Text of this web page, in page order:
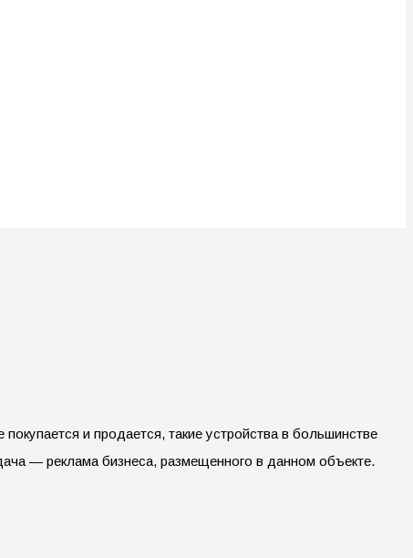
и продается, такие устройства в большинстве
— реклама бизнеса, размещенного в данном объекте.